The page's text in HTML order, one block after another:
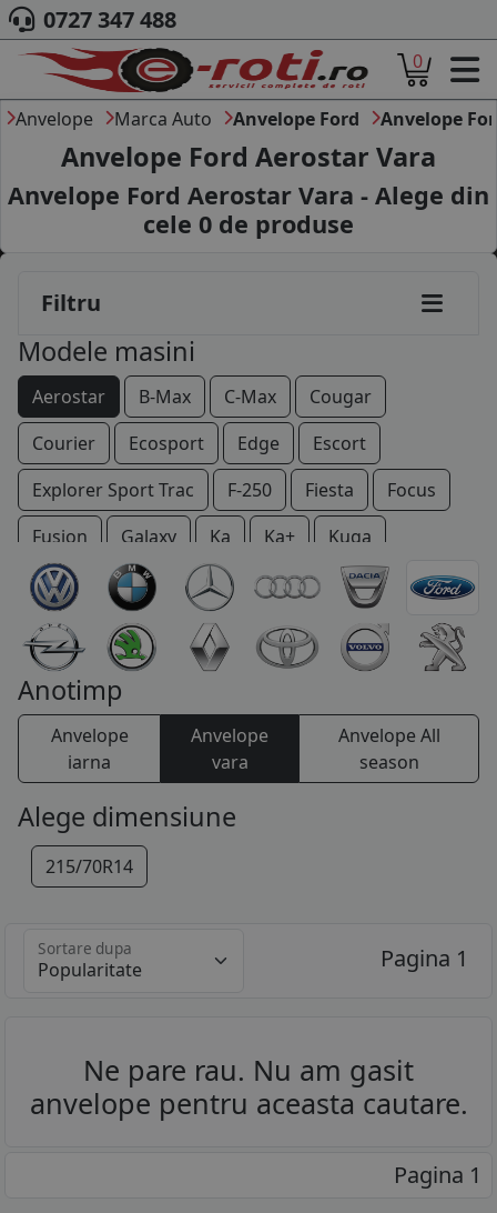
ACASA
DESPRE NOI
ANVELOPE
AUTO
CAMION
MOTO
MARCA AUTO
BLOG
B2B - COLABORARE COMPANII
CONT
CONTACT
COS (
0 PRODUSE)
0727 347 488
0
Anvelope Marca Auto Anvelope Ford Anvelope
Anvelope Ford Aerostar Vara
Anvelope Ford Aerostar Vara - Alege din
cele 0 de produse
Filtru
Modele masini
Aerostar B-Max C-Max
Cougar
Courier
Ecosport Edge
Escort
Explorer Sport Trac
F-250 Fiesta
Focus
Fusion
Galaxy Ka Ka+
Kuga
Maverick
Mondeo Mustang
Probe
Puma
Ranger Sierra
S-Max
Thunderbird
Tourneo Transit Windstar
Anotimp
Anvelope
iarna
Anvelope
vara
Anvelope All
season
Alege dimensiune
215/70R14
Sortare dupa Pagina 1
Ne pare rau. Nu am gasit
anvelope pentru aceasta cautare.
Pagina 1